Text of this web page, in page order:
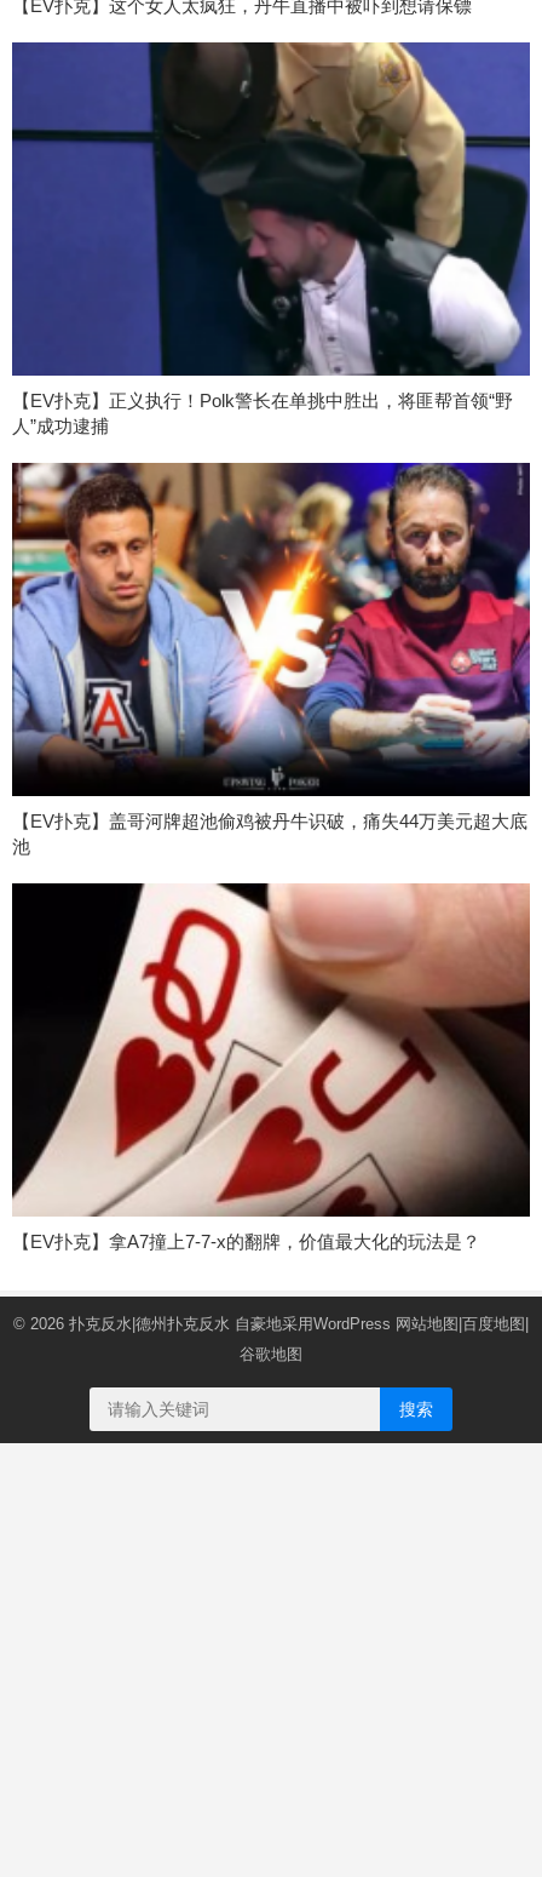
【EV扑克】这个女人太疯狂，丹牛直播中被吓到想请保镖
【EV扑克】正义执行！Polk警长在单挑中胜出，将匪帮首领“野
人”成功逮捕
【EV扑克】盖哥河牌超池偷鸡被丹牛识破，痛失44万美元超大底
池
【EV扑克】拿A7撞上7-7-x的翻牌，价值最大化的玩法是？
© 2026 扑克反水|德州扑克反水 自豪地采用WordPress 网站地图|百度地图|
谷歌地图
搜索